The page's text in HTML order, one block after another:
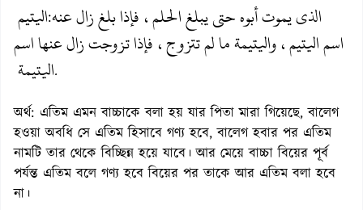
اليتيم:الذي يموت أبوه حتى يبلغ الحلم، فإذا بلغ زال عنه
اسم اليتيم، واليتيمة ما لم تتزوج، فإذا تزوجت زال عنها اسم
اليتيمة.
অর্থ: এতিম এমন বাচ্চাকে বলা হয় যার পিতা মারা গিয়েছে, বালেগ
হওয়া অবধি সে এতিম হিসাবে গণ্য হবে, বালেগ হবার পর এতিম
নামটি তার থেকে বিচ্ছিন্ন হয়ে যাবে। আর মেয়ে বাচ্চা বিয়ের পূর্ব
পর্যন্ত এতিম বলে গণ্য হবে বিয়ের পর তাকে আর এতিম বলা হবে
না।